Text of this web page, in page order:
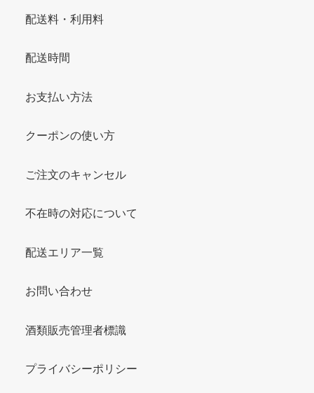
配送料・利用料
配送時間
お支払い方法
クーポンの使い方
ご注文のキャンセル
不在時の対応について
配送エリア一覧
お問い合わせ
酒類販売管理者標識
プライバシーポリシー